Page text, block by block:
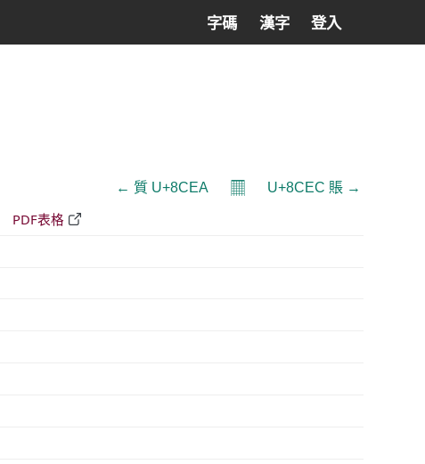
字碼 漢字 登入
← 質 U+8CEA 𝄜 U+8CEC 賬 →
PDF表格